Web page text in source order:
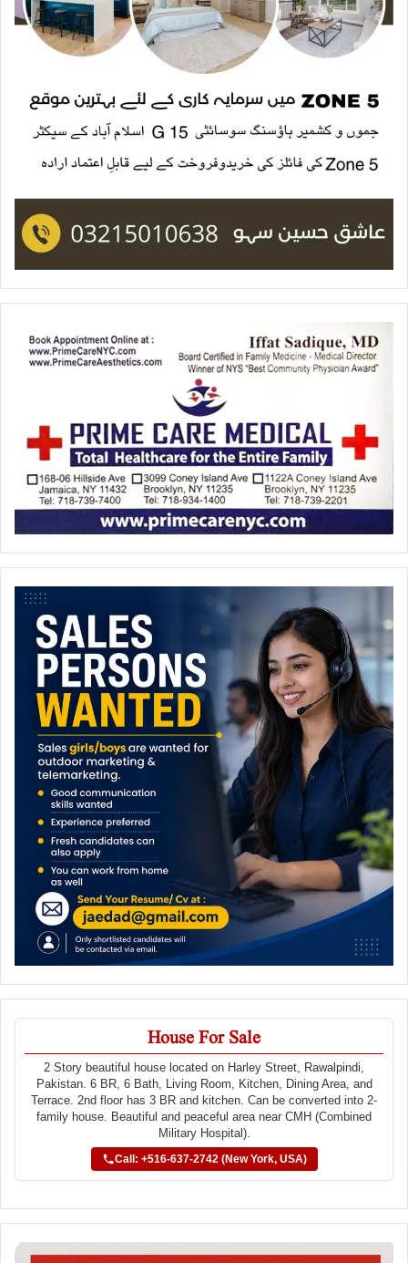
House For Sale
2 Story beautiful house located on Harley Street, Rawalpindi,
Pakistan. 6 BR, 6 Bath, Living Room, Kitchen, Dining Area, and
Terrace. 2nd floor has 3 BR and kitchen. Can be converted into 2-
family house. Beautiful and peaceful area near CMH (Combined
Military Hospital).
Call: +516-637-2742 (New York, USA)